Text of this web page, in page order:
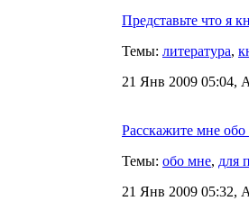
Представьте что я
Темы: литература,
21 Янв 2009 05:04,
Расскажите мне
Темы: обо мне, для
21 Янв 2009 05:32,